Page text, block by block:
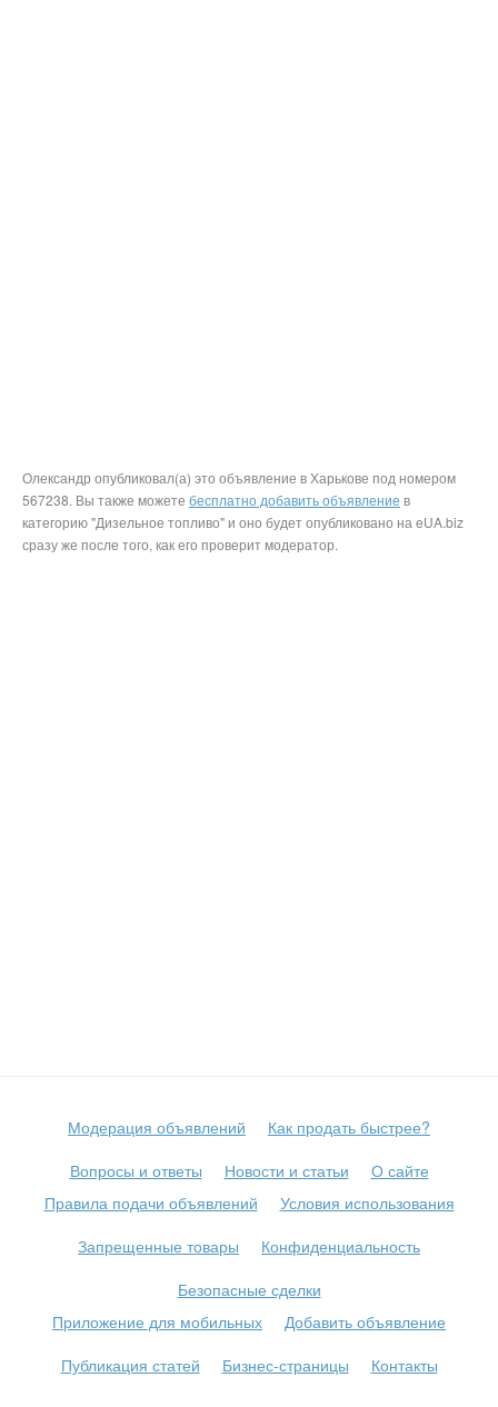
Олександр опубликовал(а) это объявление в Харькове под номером
567238. Вы также можете бесплатно добавить объявление в
категорию "Дизельное топливо" и оно будет опубликовано на eUA.biz
сразу же после того, как его проверит модератор.
Модерация объявлений
Как продать быстрее?
Вопросы и ответы
Новости и статьи
О сайте
Правила подачи объявлений
Условия использования
Запрещенные товары
Конфиденциальность
Безопасные сделки
Приложение для мобильных
Добавить объявление
Публикация статей
Бизнес-страницы Контакты